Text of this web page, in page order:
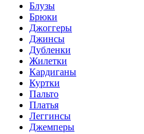
Блузы
Брюки
Джоггеры
Джинсы
Дубленки
Жилетки
Кардиганы
Куртки
Пальто
Платья
Леггинсы
Джемперы